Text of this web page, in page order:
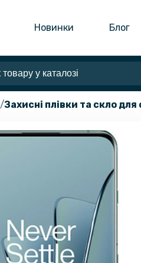
Новинки Блог
Захисні плівки та скло